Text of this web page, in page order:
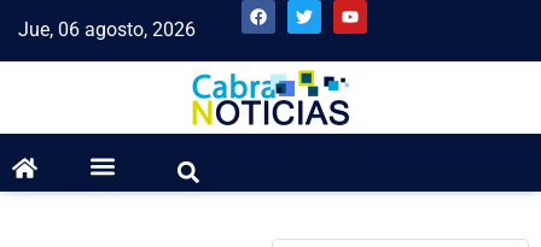
Jue, 06 agosto, 2026